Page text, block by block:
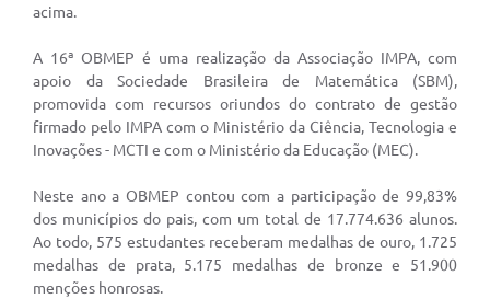
A Prefeitura
Enquete
Jornal
Agenda
Diário Oficial
Contato
acima.
A 16ª OBMEP é uma realização da Associação IMPA, com
apoio da Sociedade Brasileira de Matemática (SBM),
promovida com recursos oriundos do contrato de gestão
firmado pelo IMPA com o Ministério da Ciência, Tecnologia e
Inovações - MCTI e com o Ministério da Educação (MEC).
Neste ano a OBMEP contou com a participação de 99,83%
dos municípios do pais, com um total de 17.774.636 alunos.
Ao todo, 575 estudantes receberam medalhas de ouro, 1.725
medalhas de prata, 5.175 medalhas de bronze e 51.900
menções honrosas.